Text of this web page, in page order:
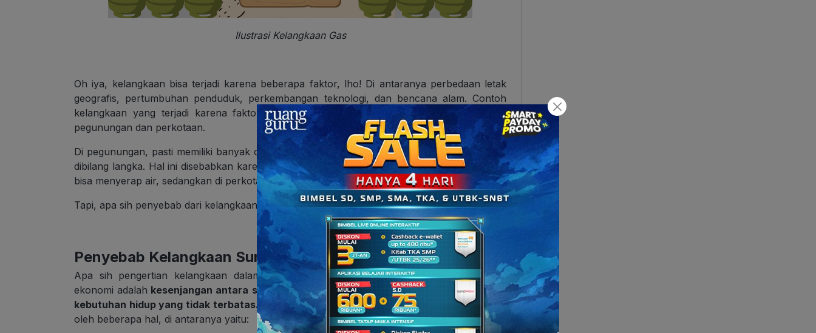
Ilustrasi Kelangkaan Gas
Oh iya, kelangkaan bisa terjadi karena beberapa faktor, lho! Di antaranya perbedaan letak
geografis, pertumbuhan penduduk, perkembangan teknologi, dan bencana alam. Contoh
kelangkaan yang terjadi karena faktor letak geografis, misalnya wilayah yang berada di
pegunungan dan perkotaan.
Di pegunungan, pasti memiliki banyak cadangan air bersih. Sementara itu, di perkotaan, bisa
dibilang langka. Hal ini disebabkan karena di pegunungan, masih banyak pohon-pohon yang
bisa menyerap air, sedangkan di perkotaan sedikit. Paham, ya?
Tapi, apa sih penyebab dari kelangkaan sumber daya ekonomi?
Penyebab Kelangkaan Sumber Daya Ekonomi
Apa sih pengertian kelangkaan dalam ilmu ekonomi? Kelangkaan (scarcity) dalam ilmu
ekonomi adalah kesenjangan antara sumber daya ekonomi yang terbatas dengan jumlah
kebutuhan hidup yang tidak terbatas.
Kelangkaan sumber daya ekonomi dapat disebabkan
oleh beberapa hal, di antaranya yaitu: